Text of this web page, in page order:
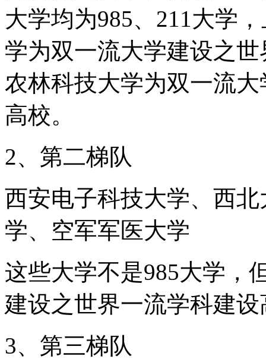
大学均为985、211大学
学为双一流大学建设之
农林科技大学为双一流
高校。
2、第二梯队
西安电子科技大学、西
学、空军军医大学
这些大学不是985大学，
建设之世界一流学科建设
3、第三梯队